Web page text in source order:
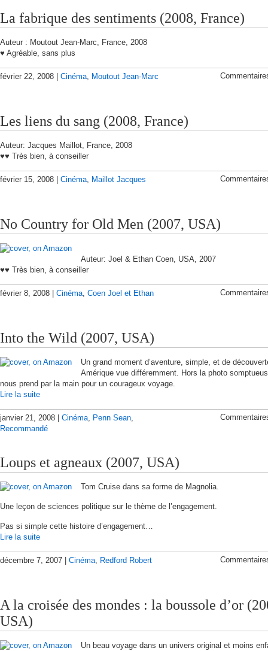
La fabrique des sentiments (2008, France)
Auteur : Moutout Jean-Marc, France, 2008
♥ Agréable, sans plus
février 22, 2008 | Cinéma, Moutout Jean-Marc
Les liens du sang (2008, France)
Auteur: Jacques Maillot, France, 2008
♥♥ Très bien, à conseiller
février 15, 2008 | Cinéma, Maillot Jacques
No Country for Old Men (2007, USA)
Auteur: Joel & Ethan Coen, USA, 2007
♥♥ Très bien, à conseiller
février 8, 2008 | Cinéma, Coen Joel et Ethan
Into the Wild (2007, USA)
Un grand moment d’aventure, simple, et de
Amérique vue différemment. Hors la photo
nous prend par la main pour un courageux voyage.
Lire la suite
janvier 21, 2008 | Cinéma, Penn Sean,
Recommandé
Loups et agneaux (2007, USA)
Tom Cruise dans sa forme de Magnolia.
Une leçon de sciences politique sur le thème de l’engagement.
Pas si simple cette histoire d’engagement…
Lire la suite
décembre 7, 2007 | Cinéma, Redford Robert
A la croisée des mondes : la boussole d’or
USA)
Un beau voyage dans un univers original et moins